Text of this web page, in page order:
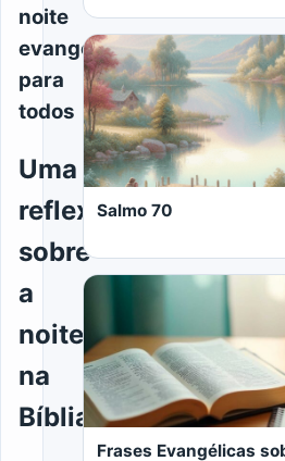
noite
evangélica
para
todos
Uma
reflexão
sobre
a
noite
na
Bíblia
LER MAIS
Salmo 70
LER MAIS
Frases Evangélicas